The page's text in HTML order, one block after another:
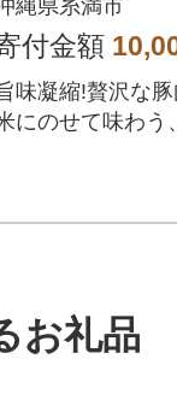
縄県糸満市
付金額
味凝縮!贅沢な
にのせて味わう
お礼品